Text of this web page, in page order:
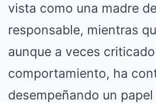
vista como una madre
responsable, mientras
aunque a veces
comportamiento, ha
desempeñando un